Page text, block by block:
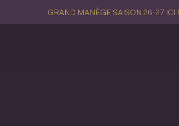
GRAND MANÈGE SAISON 26-27 ICI !